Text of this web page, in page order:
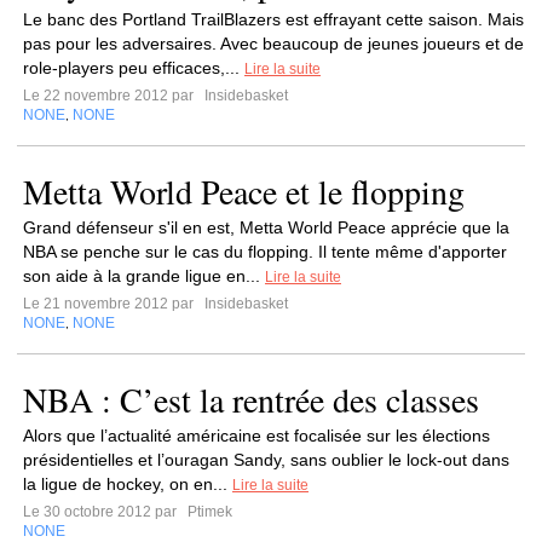
Le banc des Portland TrailBlazers est effrayant cette saison. Mais
pas pour les adversaires. Avec beaucoup de jeunes joueurs et de
role-players peu efficaces,...
Lire la suite
Le 22 novembre 2012 par
Insidebasket
NONE NONE
Metta World Peace et le flopping
Grand défenseur s'il en est, Metta World Peace apprécie que la
NBA se penche sur le cas du flopping. Il tente même d'apporter
son aide à la grande ligue en...
Lire la suite
Le 21 novembre 2012 par
Insidebasket
NONE NONE
NBA : C’est la rentrée des classes
Alors que l’actualité américaine est focalisée sur les élections
présidentielles et l’ouragan Sandy, sans oublier le lock-out dans
la ligue de hockey, on en...
Lire la suite
Le 30 octobre 2012 par
Ptimek
NONE